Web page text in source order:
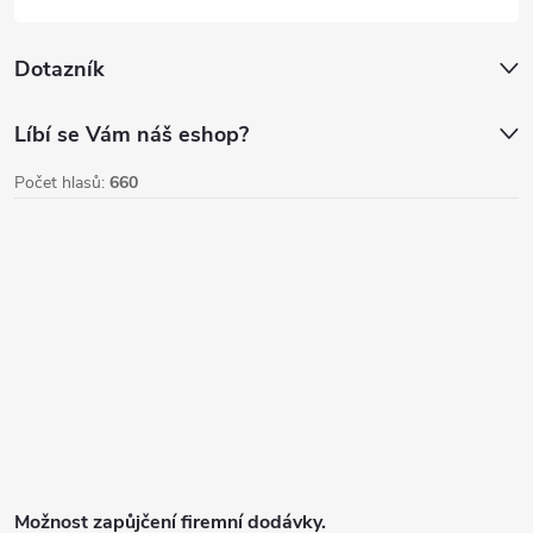
Dotazník
Líbí se Vám náš eshop?
Počet hlasů: 660
Možnost zapůjčení firemní dodávky.